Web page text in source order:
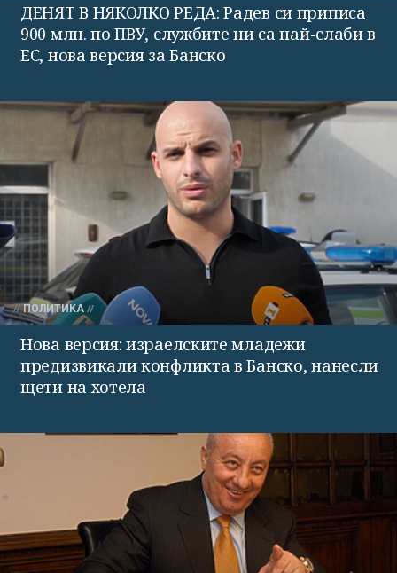
ДЕНЯТ В НЯКОЛКО РЕДА: Радев си приписа
900 млн. по ПВУ, службите ни са най-слаби в
ЕС, нова версия за Банско
ПОЛИТИКА
Нова версия: израелските младежи
предизвикали конфликта в Банско, нанесли
щети на хотела